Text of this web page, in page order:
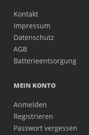
Kontakt
Impressum
Datenschutz
AGB
Batterieentsorgung
MEIN KONTO
Anmelden
Registrieren
Passwort vergessen